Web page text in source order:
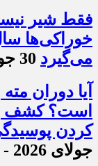
فقط شیر
خوراکی‌ها
می‌گیرد 30 جولای 2026 - 14:15
آیا دوران
است؟ کشف
کردن
جولای 2026 - 14:03